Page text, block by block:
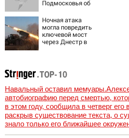
Подмосковья об
дронов
Ночная атака
могла повредить
ключевой мост
через Днестр в
Навальный оставил
автобиографию перед смертью,
в этом году, сообщила в четверг
раскрыв существование текста, о
знало только его ближайшее